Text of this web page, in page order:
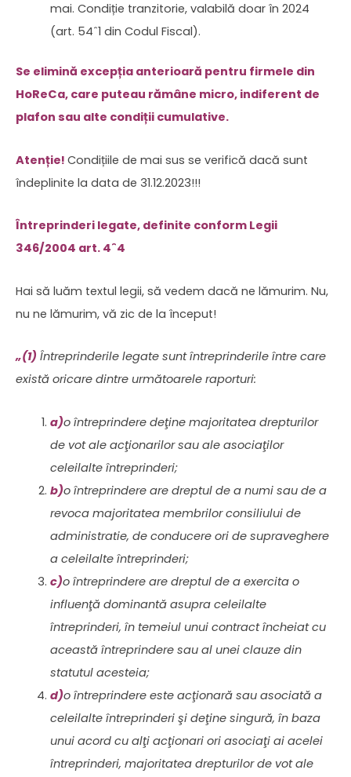
mai. Condiție tranzitorie, valabilă doar în 2024
(art. 54ˆ1 din Codul Fiscal).
Se elimină excepția anterioară pentru firmele din
HoReCa, care puteau rămâne micro, indiferent de
plafon sau alte condiții cumulative.
Atenție! Condițiile de mai sus se verifică dacă sunt
îndeplinite la data de 31.12.2023!!!
Întreprinderi legate, definite conform Legii
346/2004 art. 4ˆ4
Hai să luăm textul legii, să vedem dacă ne lămurim. Nu,
nu ne lămurim, vă zic de la început!
„(1) Întreprinderile legate sunt întreprinderile între care
există oricare dintre următoarele raporturi:
a)o întreprindere deţine majoritatea drepturilor
de vot ale acţionarilor sau ale asociaţilor
celeilalte întreprinderi;
b)o întreprindere are dreptul de a numi sau de a
revoca majoritatea membrilor consiliului de
administratie, de conducere ori de supraveghere
a celeilalte întreprinderi;
c)o întreprindere are dreptul de a exercita o
influenţă dominantă asupra celeilalte
întreprinderi, în temeiul unui contract încheiat cu
această întreprindere sau al unei clauze din
statutul acesteia;
d)o întreprindere este acţionară sau asociată a
celeilalte întreprinderi şi deţine singură, în baza
unui acord cu alţi acţionari ori asociaţi ai acelei
întreprinderi, majoritatea drepturilor de vot ale